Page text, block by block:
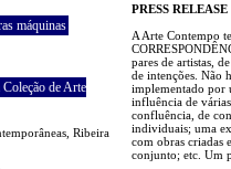
máquinas
de Arte
Ribeira
PRESS RELEASE
A Arte Contempo
pares de artistas,
de intenções. Não
implementado por
influência de
confluência, de
individuais; uma
com obras criadas
conjunto; etc. Um